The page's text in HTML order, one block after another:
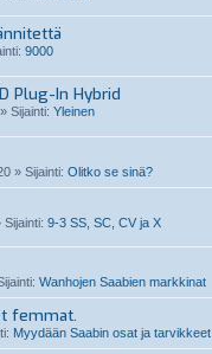
9000
Plug-In Hybrid
» Sijainti: Yleinen
» Sijainti: Olitko se sinä?
Sijainti: 9-3 SS, SC, CV ja X
Wanhojen Saabien markkinat
femmat.
Myydään Saabin osat ja tarvikkeet